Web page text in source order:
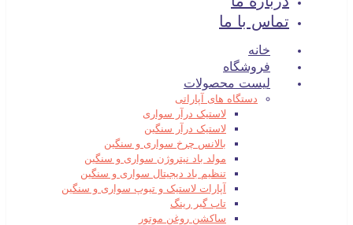
تماس با ما
خانه
فروشگاه
لیست محصولات
دستگاه های آپاراتی
لاستیک درآر سواری
لاستیک درآر سنگین
بالانس چرخ سواری و سنگین
مولد باد نیتروژن سواری و سنگین
تنظیم باد دیجیتال سواری و سنگین
آپارات لاستیک و تیوپ سواری و سنگین
تاب گیر رینگ
ساکشن روغن موتور